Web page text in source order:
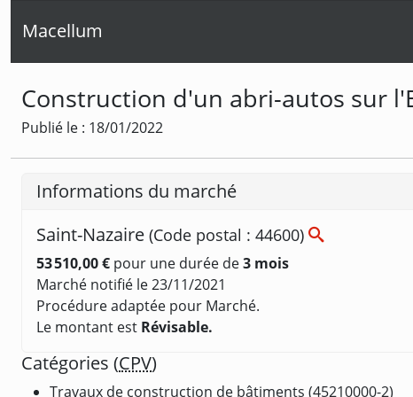
Macellum
Construction d'un abri-autos sur
Publié le : 18/01/2022
Informations du marché
Saint-Nazaire (Code postal : 44600)
53 510,00 € pour une durée de3 mois
Marché notifié le 23/11/2021
Procédure adaptée pour Marché.
Le montant est Révisable.
Catégories (CPV)
Travaux de construction de bâtiments (45210000-2)